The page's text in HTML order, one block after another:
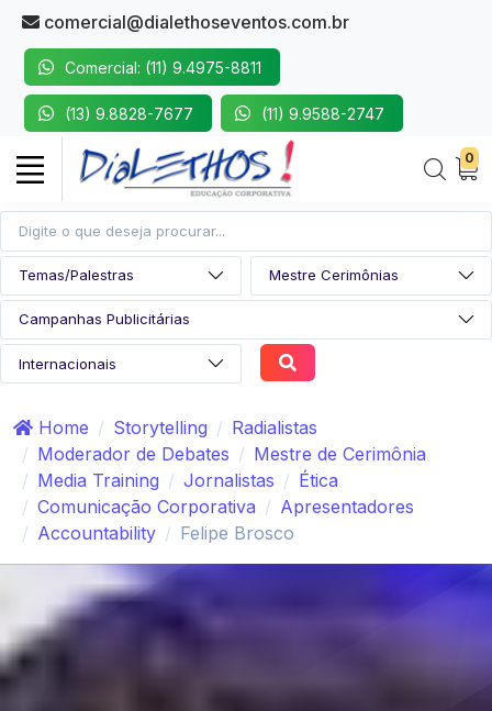
comercial@dialethoseventos.com.br
Comercial: (11) 9.4975-8811
(13) 9.8828-7677 (11) 9.9588-2747
0
Home Storytelling
Radialistas
Moderador de Debates
Mestre de Cerimônia
Media Training
Jornalistas
Ética
Comunicação Corporativa
Apresentadores
Accountability
Felipe Brosco